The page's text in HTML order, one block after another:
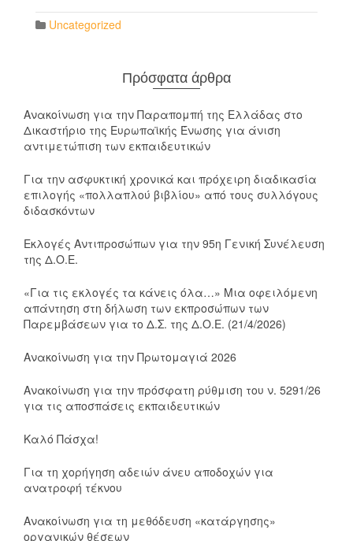
Uncategorized
Πρόσφατα άρθρα
Ανακοίνωση για την Παραπομπή της Ελλάδας στο
Δικαστήριο της Ευρωπαϊκής Ένωσης για άνιση
αντιμετώπιση των εκπαιδευτικών
Για την ασφυκτική χρονικά και πρόχειρη διαδικασία
επιλογής «πολλαπλού βιβλίου» από τους συλλόγους
διδασκόντων
Εκλογές Αντιπροσώπων για την 95η Γενική Συνέλευση
της Δ.Ο.Ε.
«Για τις εκλογές τα κάνεις όλα…» Μια οφειλόμενη
απάντηση στη δήλωση των εκπροσώπων των
Παρεμβάσεων για το Δ.Σ. της Δ.Ο.Ε. (21/4/2026)
Ανακοίνωση για την Πρωτομαγιά 2026
Ανακοίνωση για την πρόσφατη ρύθμιση του ν. 5291/26
για τις αποσπάσεις εκπαιδευτικών
Καλό Πάσχα!
Για τη χορήγηση αδειών άνευ αποδοχών για
ανατροφή τέκνου
Ανακοίνωση για τη μεθόδευση «κατάργησης»
οργανικών θέσεων